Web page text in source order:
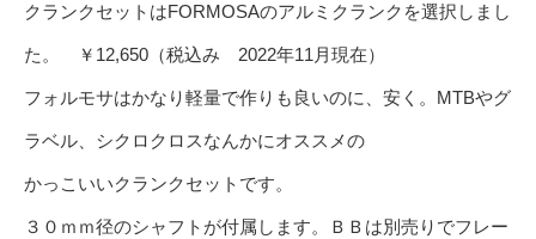
クランクセットはFORMOSAのアルミクランクを選択しまし
た。 ￥12,650（税込み 2022年11月現在）
フォルモサはかなり軽量で作りも良いのに、安く。MTBやグ
ラベル、シクロクロスなんかにオススメの
かっこいいクランクセットです。
３０ｍｍ径のシャフトが付属します。ＢＢは別売りでフレー